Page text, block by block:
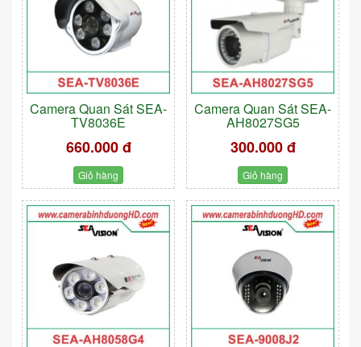
Camera Quan Sát SEA-
TV8036E
660.000 đ
Giỏ hàng
Camera Quan Sát SEA-
AH8027SG5
300.000 đ
Giỏ hàng